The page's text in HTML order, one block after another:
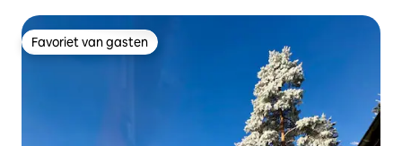
Favoriet van gasten
Favoriet van gasten